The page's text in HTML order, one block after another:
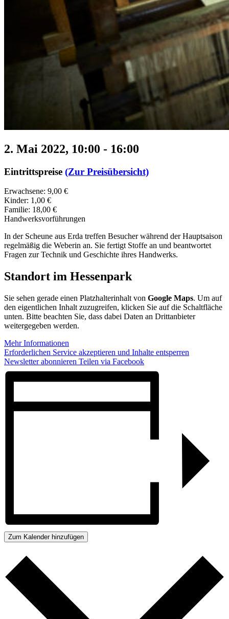
2. Mai 2022, 10:00 - 16:00
Eintrittspreise (Zur Preisübersicht)
Erwachsene: 9,00 €
Kinder: 1,00 €
Familie: 18,00 €
Handwerksvorführungen
In der Scheune aus Erda treffen Besucher während der Hauptsaison
regelmäßig die Weberin an. Sie fertigt Stoffe an und beantwortet
Fragen zur Technik und Geschichte ihres Handwerks.
Standort im Hessenpark
Sie sehen gerade einen Platzhalterinhalt von Google Maps. Um auf
den eigentlichen Inhalt zuzugreifen, klicken Sie auf die Schaltfläche
unten. Bitte beachten Sie, dass dabei Daten an Drittanbieter
weitergegeben werden.
Mehr Informationen
Erforderlichen Service akzeptieren und Inhalte entsperren
Newsletter abonnieren Teilen via Facebook
Zum Kalender hinzufügen